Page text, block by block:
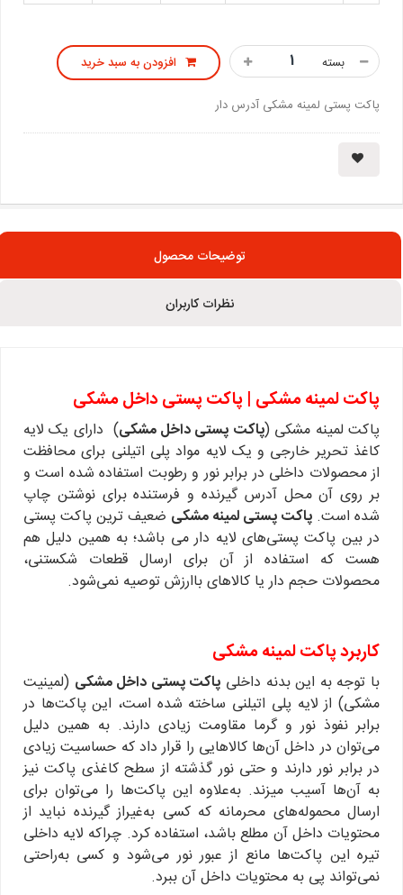
بسته افزودن به سبد خرید
پاکت پستی لمینه مشکی آدرس دار
توضیحات محصول
نظرات کاربران
پاکت لمینه مشکی | پاکت پستی داخل مشکی
پاکت لمینه مشکی (پاکت پستی داخل مشکی) دارای یک لایه
کاغذ تحریر خارجی و یک لایه مواد پلی اتیلنی برای محافظت
از محصولات داخلی در برابر نور و رطوبت استفاده شده است و
بر روی آن محل آدرس گیرنده و فرستنده برای نوشتن چاپ
شده است. پاکت پستی لمینه مشکی ضعیف ترین پاکت پستی
در بین پاکت پستی‌های لایه دار می باشد؛ به همین دلیل هم
هست که استفاده از آن برای ارسال قطعات شکستنی،
محصولات حجم دار یا کالاهای باارزش توصیه نمی‌شود.
کاربرد پاکت لمینه مشکی
با توجه به این بدنه داخلی پاکت پستی داخل مشکی (لمینیت
مشکی) از لایه پلی اتیلنی ساخته شده است، این پاکت‌ها در
برابر نفوذ نور و گرما مقاومت زیادی دارند. به همین دلیل
می‌توان در داخل آن‌ها کالاهایی را قرار داد که حساسیت زیادی
در برابر نور دارند و حتی نور گذشته از سطح کاغذی پاکت نیز
به آن‌ها آسیب میزند. به‌علاوه این پاکت‌ها را می‌توان برای
ارسال محموله‌های محرمانه که کسی به‌غیراز گیرنده نباید از
محتویات داخل آن مطلع باشد، استفاده کرد. چراکه لایه داخلی
تیره این پاکت‌ها مانع از عبور نور می‌شود و کسی به‌راحتی
نمی‌تواند پی به محتویات داخل آن ببرد.